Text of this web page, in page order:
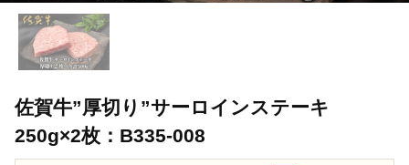
佐賀牛”厚切り”サーロインステーキ
250g×2枚：B335-008